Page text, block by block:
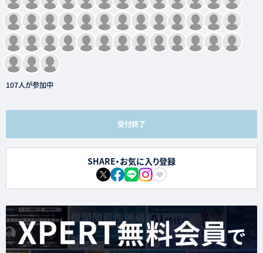
107人が参加中
受付終了
SHARE・お気に入り登録